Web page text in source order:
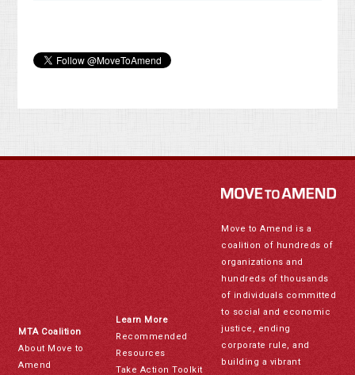
MTA Coalition
About Move to
Amend
Learn More
Recommended
Resources
Take Action Toolkit
Move to Amend is a
coalition of hundreds of
organizations and
hundreds of thousands
of individuals committed
to social and economic
justice, ending
corporate rule, and
building a vibrant